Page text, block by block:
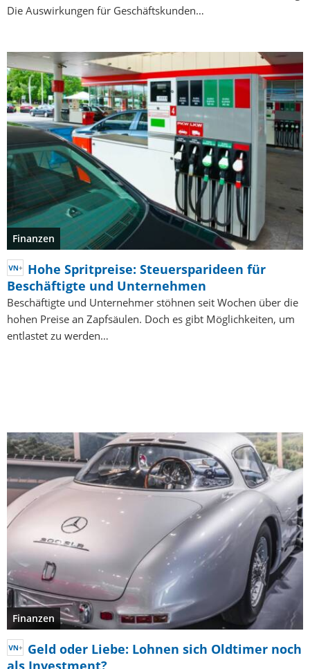
Die Auswirkungen für Geschäftskunden…
Finanzen
Hohe Spritpreise: Steuersparideen für
Beschäftigte und Unternehmen
Beschäftigte und Unternehmer stöhnen seit Wochen über die
hohen Preise an Zapfsäulen. Doch es gibt Möglichkeiten, um
entlastet zu werden…
Finanzen
Geld oder Liebe: Lohnen sich Oldtimer noch
als Investment?